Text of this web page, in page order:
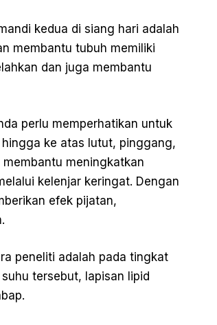
kedua di siang hari adalah
membantu tubuh memiliki
dan juga membantu
perlu memperhatikan untuk
ke atas lutut, pinggang,
meningkatkan
kelenjar keringat. Dengan
efek pijatan,
peneliti adalah pada tingkat
tersebut, lapisan lipid